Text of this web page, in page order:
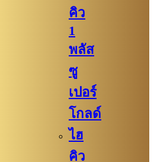
คิว
1
พลัส
ซู
เปอร์
โกลด์
ไฮ
คิว